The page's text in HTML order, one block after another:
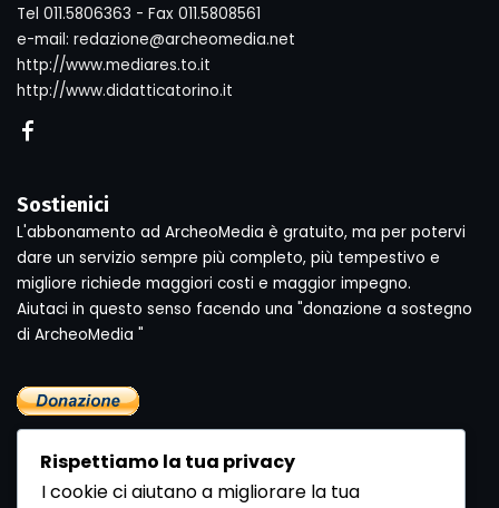
Tel 011.5806363 - Fax 011.5808561
e-mail: redazione@archeomedia.net
http://www.mediares.to.it
http://www.didatticatorino.it
Sostienici
L'abbonamento ad ArcheoMedia è gratuito, ma per potervi
dare un servizio sempre più completo, più tempestivo e
migliore richiede maggiori costi e maggior impegno.
Aiutaci in questo senso facendo una "donazione a sostegno
di ArcheoMedia "
Rispettiamo la tua privacy
I cookie ci aiutano a migliorare la tua